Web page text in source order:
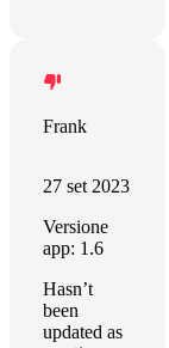
Frank
27 set 2023
Versione
app: 1.6
Hasn’t
been
updated as